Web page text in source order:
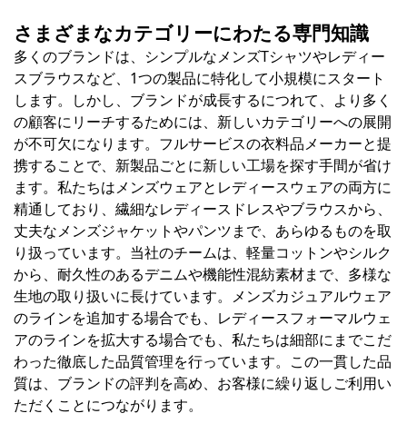
さまざまなカテゴリーにわたる専門知識
多くのブランドは、シンプルなメンズTシャツやレディー
スブラウスなど、1つの製品に特化して小規模にスタート
します。しかし、ブランドが成長するにつれて、より多く
の顧客にリーチするためには、新しいカテゴリーへの展開
が不可欠になります。フルサービスの衣料品メーカーと提
携することで、新製品ごとに新しい工場を探す手間が省け
ます。私たちはメンズウェアとレディースウェアの両方に
精通しており、繊細なレディースドレスやブラウスから、
丈夫なメンズジャケットやパンツまで、あらゆるものを取
り扱っています。当社のチームは、軽量コットンやシルク
から、耐久性のあるデニムや機能性混紡素材まで、多様な
生地の取り扱いに長けています。メンズカジュアルウェア
のラインを追加する場合でも、レディースフォーマルウェ
アのラインを拡大する場合でも、私たちは細部にまでこだ
わった徹底した品質管理を行っています。この一貫した品
質は、ブランドの評判を高め、お客様に繰り返しご利用い
ただくことにつながります。